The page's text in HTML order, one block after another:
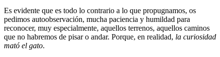
Es evidente que es todo lo contrario a lo que propugnamos, os
pedimos autoobservación, mucha paciencia y humildad para
reconocer, muy especialmente, aquellos terrenos, aquellos caminos
que no habremos de pisar o andar. Porque, en realidad, la curiosidad
mató el gato.